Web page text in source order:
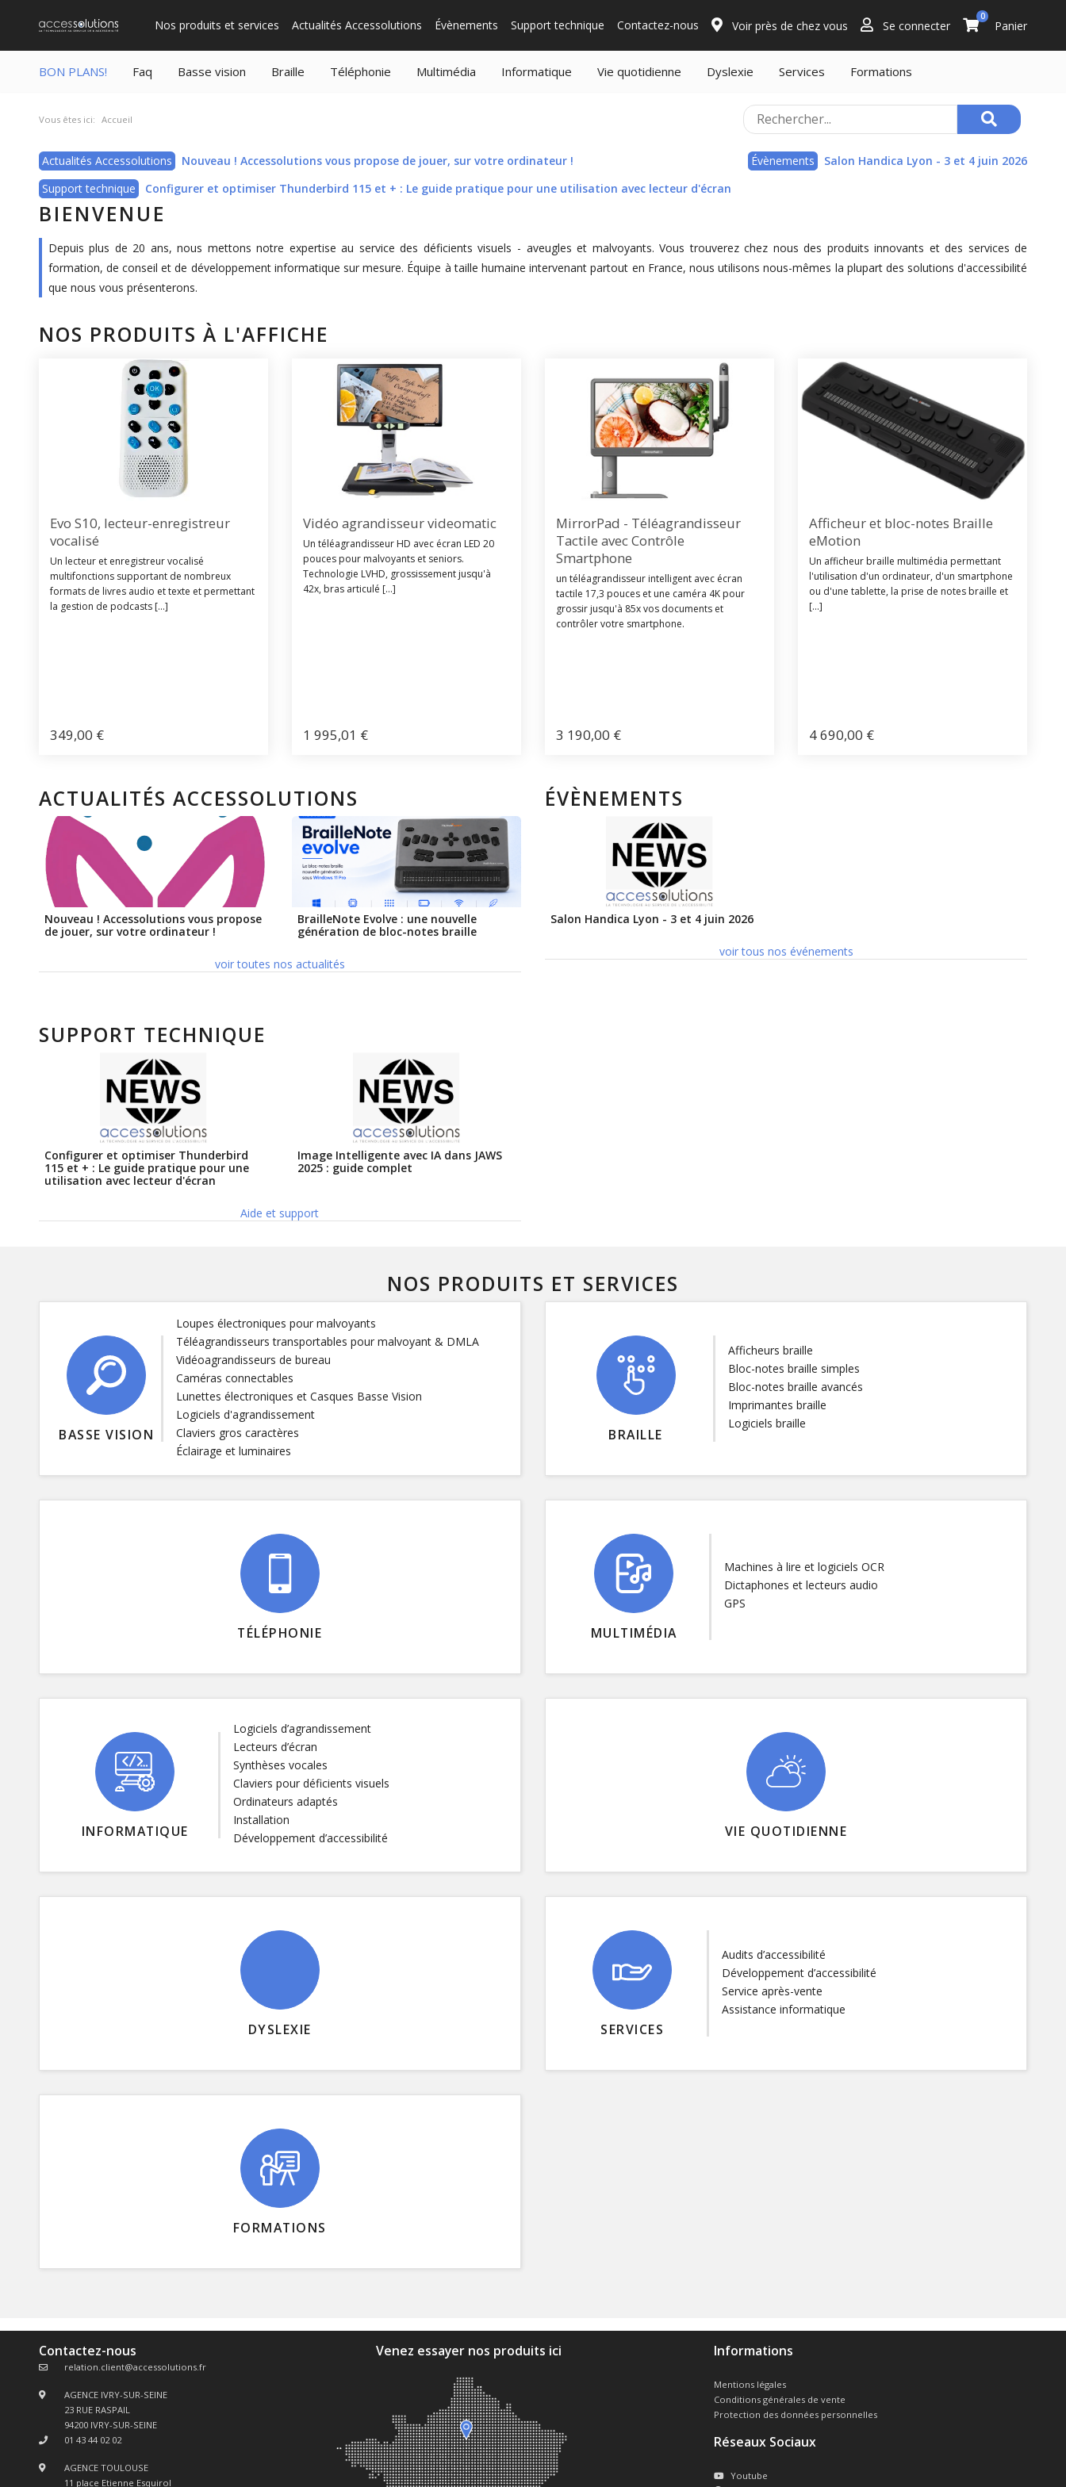
Nos produits et services
Actualités Accessolutions Évènements Support technique Contactez-nous Voir près de chez vous Se connecter
0
Panier
BON PLANS! Faq Basse vision Braille Téléphonie Multimédia Informatique Vie quotidienne Dyslexie Services Formations
Vous êtes ici: Accueil
Actualités Accessolutions Nouveau ! Accessolutions vous propose de jouer, sur votre ordinateur ! Évènements
Salon Handica Lyon - 3 et 4 juin 2026
Support technique
Configurer et optimiser Thunderbird 115 et + : Le guide pratique pour une utilisation avec lecteur d'écran
BIENVENUE
Depuis plus de 20 ans, nous mettons notre expertise au service des déficients visuels - aveugles et malvoyants. Vous trouverez chez nous des produits innovants et des services de
formation, de conseil et de développement informatique sur mesure. Équipe à taille humaine intervenant partout en France, nous utilisons nous-mêmes la plupart des solutions d'accessibilité
que nous vous présenterons.
NOS PRODUITS À L'AFFICHE
Evo S10, lecteur-enregistreur
vocalisé
Un lecteur et enregistreur vocalisé
multifonctions supportant de nombreux
formats de livres audio et texte et permettant
la gestion de podcasts [...]
349,00 €
Vidéo agrandisseur videomatic
Un téléagrandisseur HD avec écran LED 20
pouces pour malvoyants et seniors.
Technologie LVHD, grossissement jusqu'à
42x, bras articulé [...]
1 995,01 €
MirrorPad - Téléagrandisseur
Tactile avec Contrôle
Smartphone
un téléagrandisseur intelligent avec écran
tactile 17,3 pouces et une caméra 4K pour
grossir jusqu'à 85x vos documents et
contrôler votre smartphone.
3 190,00 €
Afficheur et bloc-notes Braille
eMotion
Un afficheur braille multimédia permettant
l'utilisation d'un ordinateur, d'un smartphone
ou d'une tablette, la prise de notes braille et
[...]
4 690,00 €
ACTUALITÉS ACCESSOLUTIONS
Nouveau ! Accessolutions vous propose
de jouer, sur votre ordinateur !
BrailleNote Evolve : une nouvelle
génération de bloc-notes braille
voir toutes nos actualités
ÉVÈNEMENTS
Salon Handica Lyon - 3 et 4 juin 2026
voir tous nos événements
SUPPORT TECHNIQUE
Configurer et optimiser Thunderbird
115 et + : Le guide pratique pour une
utilisation avec lecteur d'écran
Image Intelligente avec IA dans JAWS
2025 : guide complet
Aide et support
NOS PRODUITS ET SERVICES
BASSE VISION
Loupes électroniques pour malvoyants
Téléagrandisseurs transportables pour malvoyant & DMLA
Vidéoagrandisseurs de bureau
Caméras connectables
Lunettes électroniques et Casques Basse Vision
Logiciels d'agrandissement
Claviers gros caractères
Éclairage et luminaires
BRAILLE
Afficheurs braille
Bloc-notes braille simples
Bloc-notes braille avancés
Imprimantes braille
Logiciels braille
TÉLÉPHONIE MULTIMÉDIA
Machines à lire et logiciels OCR
Dictaphones et lecteurs audio
GPS
INFORMATIQUE
Logiciels d’agrandissement
Lecteurs d’écran
Synthèses vocales
Claviers pour déficients visuels
Ordinateurs adaptés
Installation
Développement d’accessibilité
VIE QUOTIDIENNE
DYSLEXIE SERVICES
Audits d’accessibilité
Développement d’accessibilité
Service après-vente
Assistance informatique
FORMATIONS
Contactez-nous
relation.client@accessolutions.fr
AGENCE IVRY-SUR-SEINE
23 RUE RASPAIL
94200 IVRY-SUR-SEINE
01 43 44 02 02
AGENCE TOULOUSE
11 place Etienne Esquirol
Venez essayer nos produits ici Informations
Mentions légales
Conditions générales de vente
Protection des données personnelles
Réseaux Sociaux
Youtube